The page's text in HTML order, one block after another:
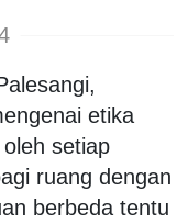
etika
setiap
ruang dengan
berbeda tentu